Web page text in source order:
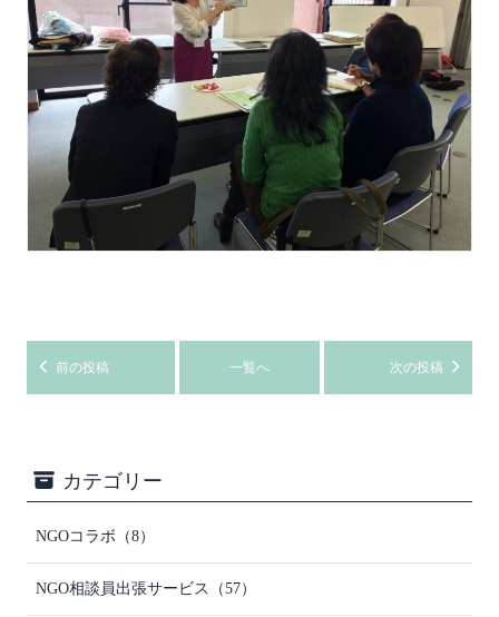
前の投稿 一覧へ 次の投稿
カテゴリー
NGOコラボ （8）
NGO相談員出張サービス （57）